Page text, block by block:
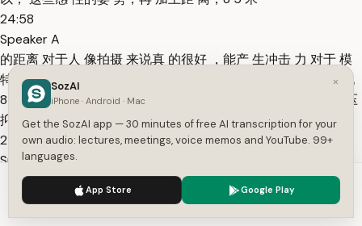
24:58
Speaker A
的距离 对于人 像拍摄 来说真 的很好 ，能产 生冲击 力 对于 模
特 拍摄 ，我 经常 使用 8 5 毫米 或更 大的 变焦 拍摄 ，我 发现
8 5 毫米 的肖 像拍 摄非 常优 化， 因此 气氛 非常 压 抑， 而 压
抑 的 气氛
25:14
Speaker A
会 给模 特 带来 很 多焦 点 和关 注 ，这 只 是一 个 例子 这张 我
跳 过了 提示 ，它 就像 是， 你可 以给 模特 更多 一点 的力 量，
然后 你可 以看 到右 侧的 8 5 心情 ，它 的光 线非 常自 然，
We use cookies to enhance your experience.
×
SozAI
iPhone · Android · Mac
Get the SozAI app — 30 minutes of free AI transcription for your
own audio: lectures, meetings, voice memos and YouTube. 99+
languages.
App Store Google Play